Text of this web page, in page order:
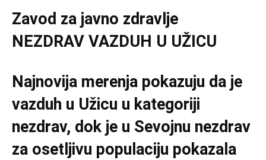
Zavod za javno zdravlje
NEZDRAV VAZDUH U UŽICU
Najnovija merenja pokazuju da je
vazduh u Užicu u kategoriji
nezdrav, dok je u Sevojnu nezdrav
za osetljivu populaciju pokazala